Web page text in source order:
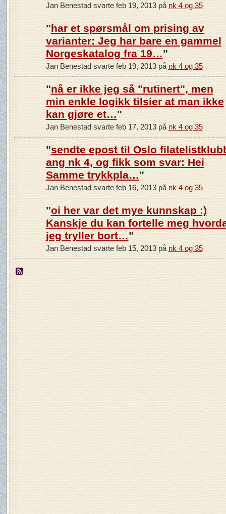
Jan Benestad svarte feb 19, 2013 på nk 4 og 35
"har et spørsmål om prising av
varianter: Jeg har bare en gammel
Norgeskatalog fra 19…"
Jan Benestad svarte feb 19, 2013 på nk 4 og 35
"nå er ikke jeg så "rutinert", men
min enkle logikk tilsier at man ikke
kan gjøre et…"
Jan Benestad svarte feb 17, 2013 på nk 4 og 35
"sendte epost til Oslo
ang nk 4, og fikk som svar: Hei
Samme trykkpla…"
Jan Benestad svarte feb 16, 2013 på nk 4 og 35
"oi her var det mye kunnskap :)
Kanskje du kan fortelle meg
jeg tryller bort…"
Jan Benestad svarte feb 15, 2013 på nk 4 og 35